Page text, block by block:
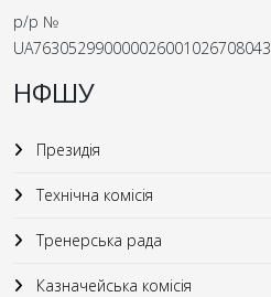
р/р №
UA763052990000026001026708043
НФШУ
Президія
Технічна комісія
Тренерська рада
Казначейська комісія